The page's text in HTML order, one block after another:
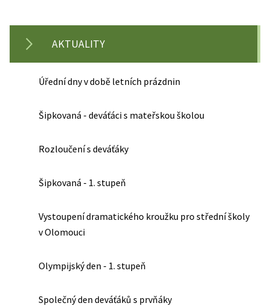
AKTUALITY
Úřední dny v době letních prázdnin
Šipkovaná - deváťáci s mateřskou školou
Rozloučení s deváťáky
Šipkovaná - 1. stupeň
Vystoupení dramatického kroužku pro střední školy
v Olomouci
Olympijský den - 1. stupeň
Společný den deváťáků s prvňáky